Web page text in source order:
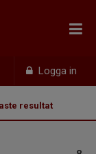
Logga in
resultat